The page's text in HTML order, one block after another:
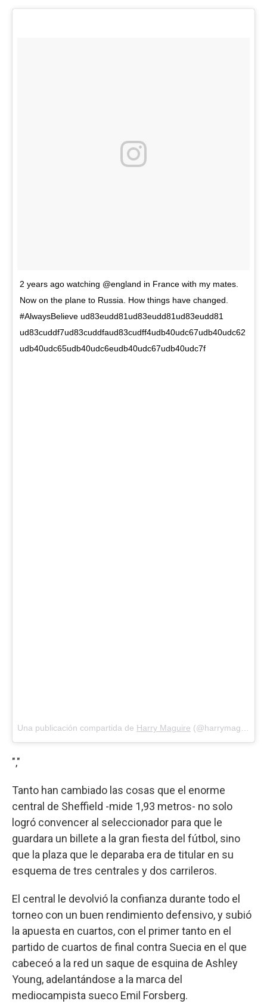
2 years ago watching @england in France with my mates.
Now on the plane to Russia. How things have changed.
#AlwaysBelieve ud83eudd81ud83eudd81ud83eudd81
ud83cuddf7ud83cuddfaud83cudff4udb40udc67udb40udc62
udb40udc65udb40udc6eudb40udc67udb40udc7f
Una publicación compartida de Harry Maguire (@harrymaguire93) el
","
Tanto han cambiado las cosas que el enorme
central de Sheffield -mide 1,93 metros- no solo
logró convencer al seleccionador para que le
guardara un billete a la gran fiesta del fútbol, sino
que la plaza que le deparaba era de titular en su
esquema de tres centrales y dos carrileros.
El central le devolvió la confianza durante todo el
torneo con un buen rendimiento defensivo, y subió
la apuesta en cuartos, con el primer tanto en el
partido de cuartos de final contra Suecia en el que
cabeceó a la red un saque de esquina de Ashley
Young, adelantándose a la marca del
mediocampista sueco Emil Forsberg.